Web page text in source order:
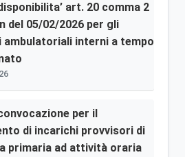
art. 20 comma 2
del 05/02/2026 per gli
ambulatoriali interni a tempo
per il
di incarichi provvisori di
primaria ad attività oraria